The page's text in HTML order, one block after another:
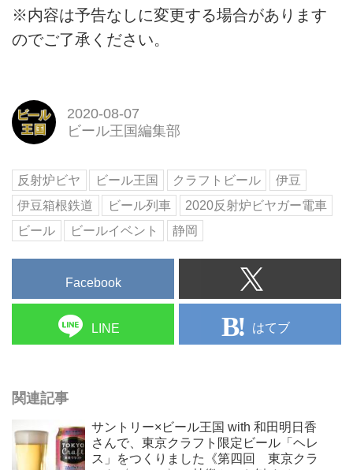
※内容は予告なしに変更する場合があります
のでご了承ください。
2020-08-07
ビール王国編集部
反射炉ビヤ ビール王国 クラフトビール
伊豆
伊豆箱根鉄道
ビール列車
2020反射炉ビヤガー電車
ビール
ビールイベント 静岡
Facebook
LINE はてブ
関連記事
サントリー×ビール王国 with 和田明日香
さんで、東京クラフト限定ビール「ヘレ
ス」をつくりました《第四回 東京クラ